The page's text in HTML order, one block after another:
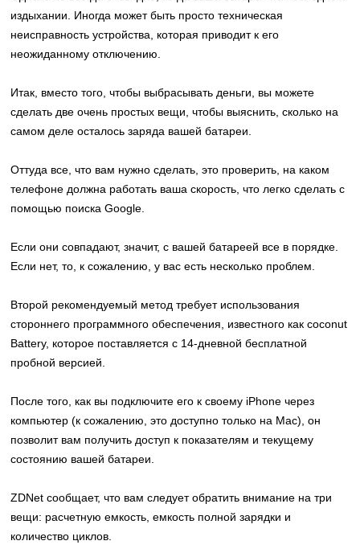
издыхании. Иногда может быть просто техническая
неисправность устройства, которая приводит к его
неожиданному отключению.
Итак, вместо того, чтобы выбрасывать деньги, вы можете
сделать две очень простых вещи, чтобы выяснить, сколько на
самом деле осталось заряда вашей батареи.
Оттуда все, что вам нужно сделать, это проверить, на каком
телефоне должна работать ваша скорость, что легко сделать с
помощью поиска Google.
Если они совпадают, значит, с вашей батареей все в порядке.
Если нет, то, к сожалению, у вас есть несколько проблем.
Второй рекомендуемый метод требует использования
стороннего программного обеспечения, известного как coconut
Battery, которое поставляется с 14-дневной бесплатной
пробной версией.
После того, как вы подключите его к своему iPhone через
компьютер (к сожалению, это доступно только на Mac), он
позволит вам получить доступ к показателям и текущему
состоянию вашей батареи.
ZDNet сообщает, что вам следует обратить внимание на три
вещи: расчетную емкость, емкость полной зарядки и
количество циклов.